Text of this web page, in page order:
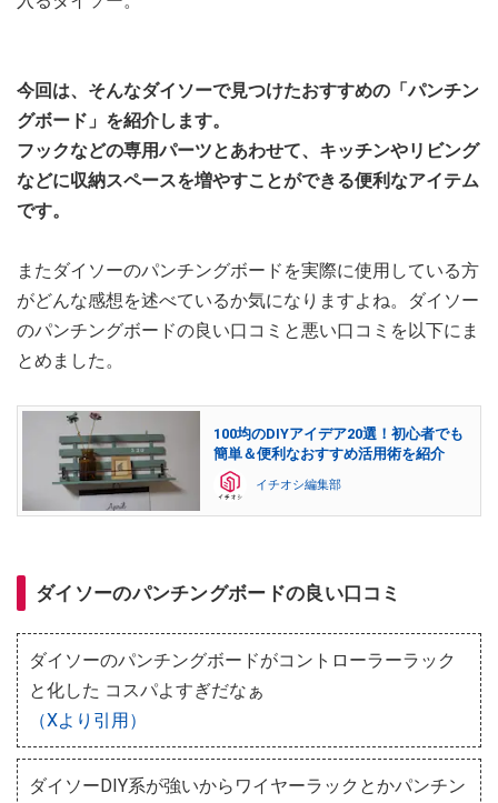
今回は、そんなダイソーで見つけたおすすめの「パンチン
グボード」を紹介します。
フックなどの専用パーツとあわせて、キッチンやリビング
などに収納スペースを増やすことができる便利なアイテム
です。
またダイソーのパンチングボードを実際に使用している方
がどんな感想を述べているか気になりますよね。ダイソー
のパンチングボードの良い口コミと悪い口コミを以下にま
とめました。
100均のDIYアイデア20選！初心者でも
簡単＆便利なおすすめ活用術を紹介
イチオシ編集部
ダイソーのパンチングボードの良い口コミ
ダイソーのパンチングボードがコントローラーラック
と化した コスパよすぎだなぁ
（Xより引用）
ダイソーDIY系が強いからワイヤーラックとかパンチン